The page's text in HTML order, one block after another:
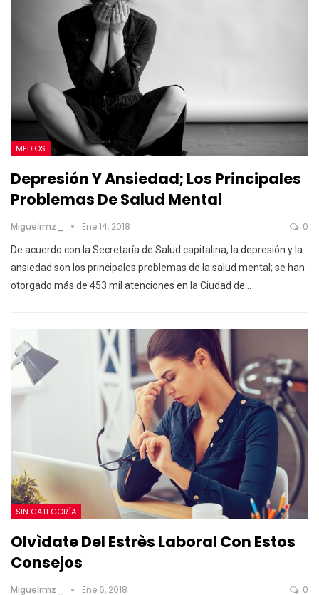
MEDIOS
Depresión Y Ansiedad; Los Principales
Problemas De Salud Mental
Miguelrmz_ Ene 14, 2018 0
De acuerdo con la Secretaría de Salud capitalina, la depresión y la
ansiedad son los principales problemas de la salud mental; se han
otorgado más de 453 mil atenciones en la Ciudad de…
SIN CATEGORÍA
Olvìdate Del Estrès Laboral Con Estos
Consejos
Miguelrmz_ Ene 6, 2018 0